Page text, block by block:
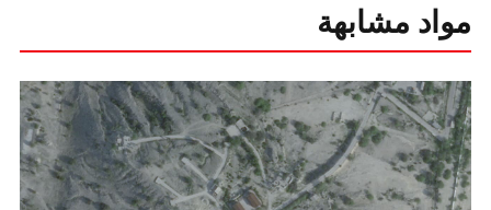
مواد مشابهة